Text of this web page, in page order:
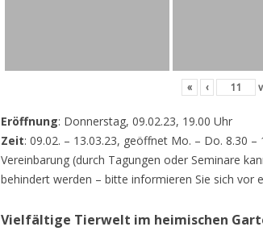
« ‹
Eröffnung: Donnerstag, 09.02.23, 19.00 Uhr
Zeit: 09.02. – 13.03.23, geöffnet Mo. – Do. 8.30
Vereinbarung (durch Tagungen oder Seminare
behindert werden – bitte informieren Sie sich vor
Vielfältige Tierwelt im heimischen